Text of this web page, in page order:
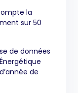
la
sur 50
de données
de